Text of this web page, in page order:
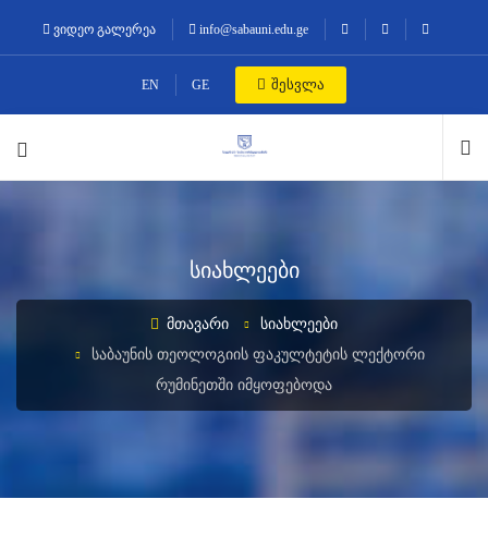
ვიდეო გალერეა info@sabauni.edu.ge
EN GE შესვლა
სიახლეები
ᲛᲗᲐᲕᲐᲠᲘ
ᲡᲘᲐᲮᲚᲔᲔᲑᲘ
ᲡᲐᲑᲐᲣᲜᲘᲡ ᲗᲔᲝᲚᲝᲒᲘᲘᲡ ᲤᲐᲙᲣᲚᲢᲔᲢᲘᲡ ᲚᲔᲥᲢᲝᲠᲘ
ᲠᲣᲛᲘᲜᲔᲗᲨᲘ ᲘᲛᲧᲝᲤᲔᲑᲝᲓᲐ